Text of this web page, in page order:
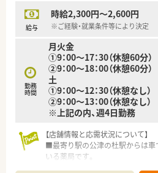
給与
時給2,300円～2,600円
※ご経験・就業条件等により決定
勤務
時間
月火金
①9：00～17：30（休憩60分）
②9：00～18：00（休憩60分）
土
①9：00～12：30（休憩なし）
②9：00～13：00（休憩なし）
※上記の内、週4日勤務
【店舗情報と応需状況について】
■最寄り駅の公津の杜駅からは
いる薬局です。